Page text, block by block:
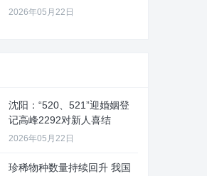
2026年05月22日
沈阳：“520、521”迎婚姻登
记高峰2292对新人喜结
2026年05月22日
珍稀物种数量持续回升 我国